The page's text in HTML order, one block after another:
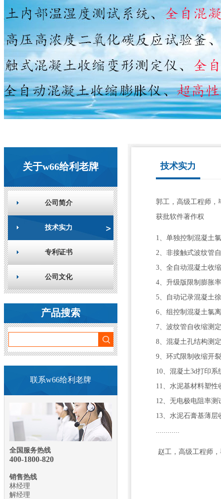
关于w66给利老牌
公司简介
技术实力
专利证书
公司文化
产品搜索
联系w66给利老牌
全国服务热线
400-1800-820
销售热线
林经理
解经理
技术实力
郭工，高级工程师，
获批软件著作权
1、 单独控制混凝土
2、非接触式波纹管
3、全自动混凝土收
4、升级版限制膨胀
5、自动记录混凝土
6、组控制混凝土氯
7、波纹管自收缩测
8、混凝土孔结构测
9、环式限制收缩开
10、混凝土3d打印系
11、水泥基材料塑性
12、无电极电阻率测
13、水泥石膏基薄
赵工，高级工程师